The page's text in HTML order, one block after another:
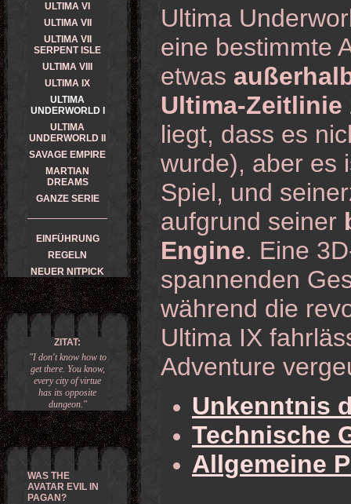
Ultima
eine bestimmte
etwas
Ultima-Zeitlinie
liegt, dass es
wurde), aber es
Spiel, und
aufgrund seiner
Engine. Eine
spannenden
während die
Ultima IX
Adventure
Unkenntnis
Technische
Allgemeine
ULTIMA VI
ULTIMA VII
ULTIMA VII
SERPENT ISLE
ULTIMA VIII
ULTIMA IX
ULTIMA
UNDERWORLD I
ULTIMA
UNDERWORLD II
SAVAGE EMPIRE
MARTIAN
DREAMS
GANZE SERIE
EINFÜHRUNG
REGELN
NEUER NITPICK
ZITAT:
"I don't know how to
get there. You know,
every city of virtue
has its opposite
dungeon."
WAS THE
AVATAR EVIL IN
PAGAN?